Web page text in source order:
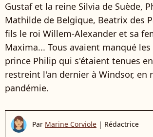
Gustaf et la reine Silvia de Suède,
Mathilde de Belgique, Beatrix des
fils le roi Willem-Alexander et sa
Maxima... Tous avaient manqué
prince Philip qui s'étaient tenues
restreint l'an dernier à Windsor, en
pandémie.
Par Marine Corviole | Rédactrice